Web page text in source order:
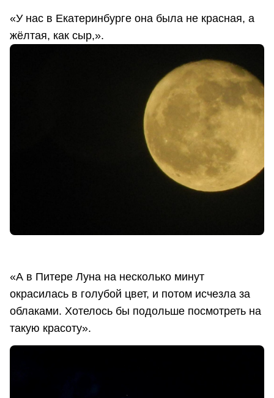
«У нас в Екатеринбурге она была не красная, а
жёлтая, как сыр,».
«А в Питере Луна на несколько минут
окрасилась в голубой цвет, и потом исчезла за
облаками. Хотелось бы подольше посмотреть на
такую красоту».